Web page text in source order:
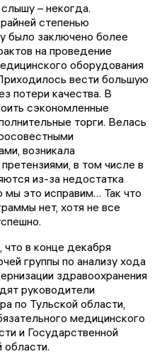
– некогда.
степенью
было заключено более
на проведение
оборудования
вести большую
потери качества. В
сэкономленные
торги. Велась
возникала
в том числе в
из-за недостатка
мы это исправим… Так что
нет, хотя не все
в конце декабря
группы по анализу хода
здравоохранения
руководители
по Тульской области,
медицинского
и Государственной
области.